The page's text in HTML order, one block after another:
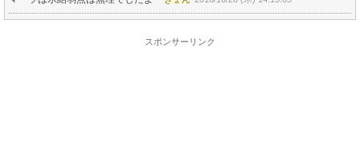
スポンサーリンク